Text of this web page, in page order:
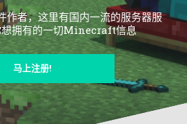
作者，这里有国内一流的服务器服
想拥有的一切Minecraft信息
马上注册!